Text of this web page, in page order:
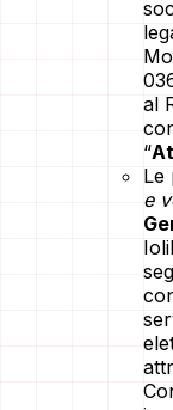
al
“
Le
e